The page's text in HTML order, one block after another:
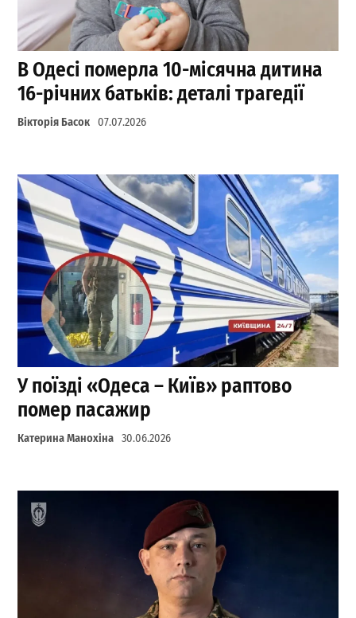
В Одесі померла 10-місячна дитина
16-річних батьків: деталі трагедії
Вікторія Басок 07.07.2026
У поїзді «Одеса – Київ» раптово
помер пасажир
Катерина Манохіна 30.06.2026